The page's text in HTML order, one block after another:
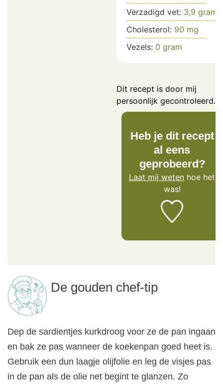
Verzadigd vet: 3,9 gram
Cholesterol: 90 mg
Vezels: 0 gram
Dit recept is door mij
persoonlijk gecontroleerd.
Heb je dit recept
al eens
geprobeerd?
Laat mij weten hoe het
was!
De gouden chef-tip
Dep de sardientjes kurkdroog voor ze de pan ingaan
en bak ze pas wanneer de koekenpan goed heet is.
Gebruik een dun laagje olijfolie en leg de visjes pas
in de pan als de olie net begint te glanzen. Zo